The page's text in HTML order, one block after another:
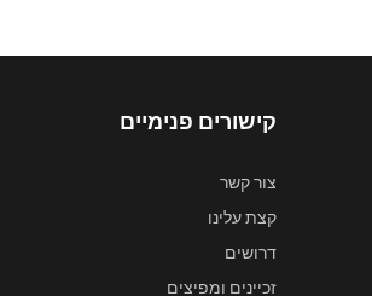
קישורים פנימיים
צור קשר
קצת עלינו
דרושים
זכיינים ומפיצים